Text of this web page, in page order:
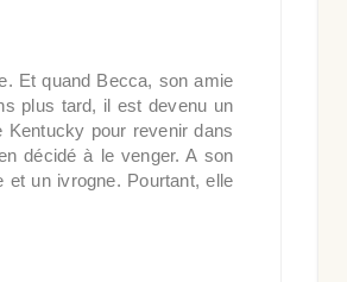
Et quand Becca, son amie
plus tard, il est devenu un
Kentucky pour revenir dans
décidé à le venger. A son
un ivrogne. Pourtant, elle